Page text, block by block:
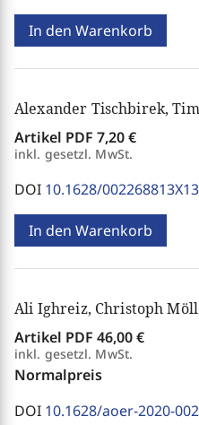
In den Warenkorb
Alexander Tischbirek,
Artikel PDF 7,20 €
inkl. gesetzl. MwSt.
DOI 10.1628/
In den Warenkorb
Artikel PDF 46,00 €
inkl. gesetzl. MwSt.
Normalpreis
DOI 10.1628/aoer-2020-